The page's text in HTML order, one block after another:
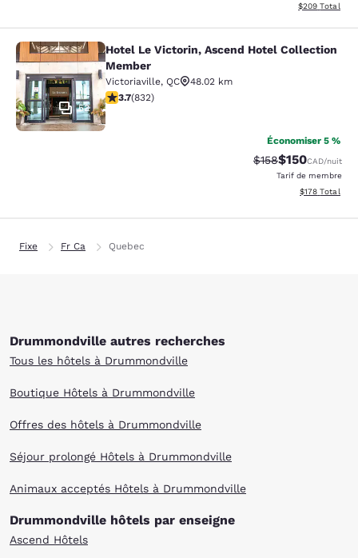
Afficher les
$209 Total
Hotel Le Victorin, Ascend Hotel
53
Hotel Le Victorin, Ascend Hotel Collection
Member
Victoriaville, QC
48.02 km
3.7 étoiles. Bien. 832 commentaires
3.7(832)
Économiser 5 %
Tarif barré :
$158Tarif réduit :
$150CAD/nuit
Tarif de membre
Afficher les
$178 Total
Fixe Fr Ca Quebec
Drummondville autres recherches
Tous les hôtels à Drummondville
Boutique Hôtels à Drummondville
Offres des hôtels à Drummondville
Séjour prolongé Hôtels à Drummondville
Animaux acceptés Hôtels à Drummondville
Drummondville hôtels par enseigne
Ascend Hôtels